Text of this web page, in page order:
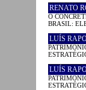
RENATO
O
BRASIL:
LUÍS
LUÍS